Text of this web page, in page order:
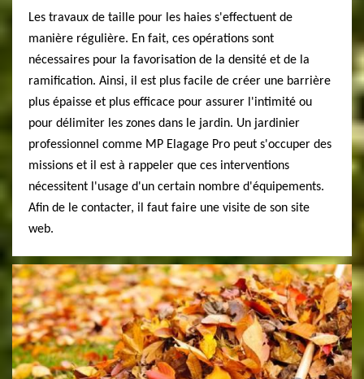
Les travaux de taille pour les haies s'effectuent de
manière régulière. En fait, ces opérations sont
nécessaires pour la favorisation de la densité et de la
ramification. Ainsi, il est plus facile de créer une barrière
plus épaisse et plus efficace pour assurer l'intimité ou
pour délimiter les zones dans le jardin. Un jardinier
professionnel comme MP Elagage Pro peut s'occuper des
missions et il est à rappeler que ces interventions
nécessitent l'usage d'un certain nombre d'équipements.
Afin de le contacter, il faut faire une visite de son site
web.